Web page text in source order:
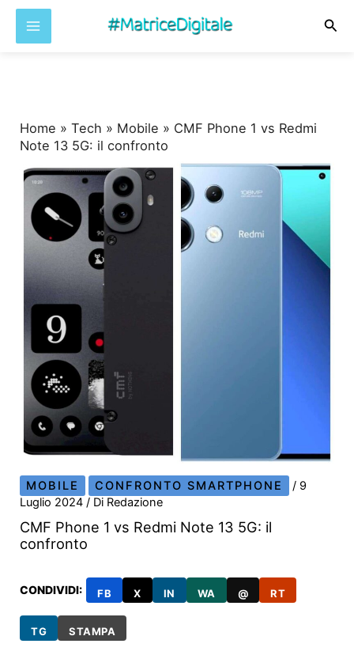
Home »Tech » Mobile » CMF Phone 1 vs Redmi
Note 13 5G: il confronto
MOBILE CONFRONTO SMARTPHONE / 9
Luglio 2024/ Di Redazione
CMF Phone 1 vs Redmi Note 13 5G: il
confronto
CONDIVIDI: FB X IN WA @ RT
TG STAMPA